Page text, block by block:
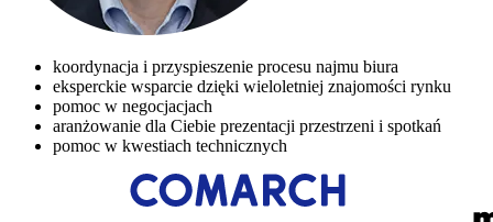
koordynacja i przyspieszenie procesu najmu biura
eksperckie wsparcie dzięki wieloletniej znajomości rynku
pomoc w negocjacjach
aranżowanie dla Ciebie prezentacji przestrzeni i spotkań
pomoc w kwestiach technicznych